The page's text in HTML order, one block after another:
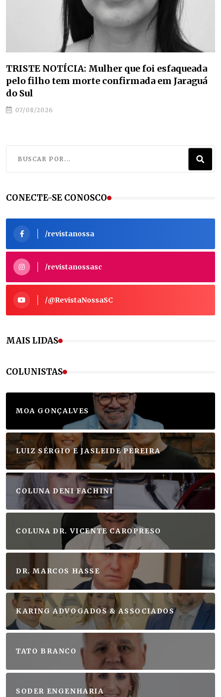
Estudantes de Jaraguá do Sul classificam para
etapa nacional da maior competição de
educação profissional do mundo
07/08/2026
CONECTE-SE CONOSCO
/revistanossa
/revistanossasc
/@RevistaNossaSC
MAIS LIDAS
COLUNISTAS
MOA GONÇALVES
LUIZ SÉRGIO E JASLEIDE PEREIRA
COLUNA DENI FACHINI
COLUNA DR. VICENTE CAROPRESO
DR. MARCOS HASSE
KARING ADVOGADOS & ASSOCIADOS
TATO BRANCO
SODER ENGENHARIA